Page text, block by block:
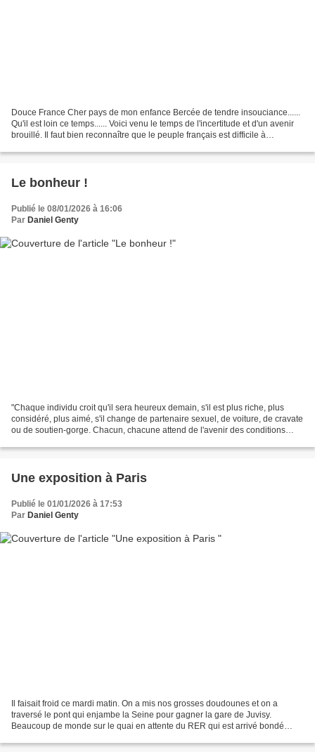
Douce France Cher pays de mon enfance Bercée de tendre insouciance......
Qu'il est loin ce temps...... Voici venu le temps de l'incertitude et d'un avenir
brouillé. Il faut bien reconnaître que le peuple français est difficile à
Le bonheur !
Publié le 08/01/2026 à 16:06
Par Daniel Genty
"Chaque individu croit qu'il sera heureux demain, s'il est plus riche, plus
considéré, plus aimé, s'il change de partenaire sexuel, de voiture, de cravate
ou de soutien-gorge. Chacun, chacune attend de l'avenir des conditions
Une exposition à Paris
Publié le 01/01/2026 à 17:53
Par Daniel Genty
Il faisait froid ce mardi matin. On a mis nos grosses doudounes et on a
traversé le pont qui enjambe la Seine pour gagner la gare de Juvisy.
Beaucoup de monde sur le quai en attente du RER qui est arrivé bondé